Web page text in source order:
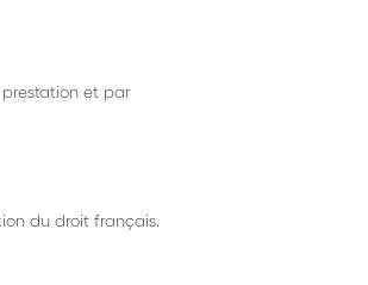
prestation et par
du droit français.